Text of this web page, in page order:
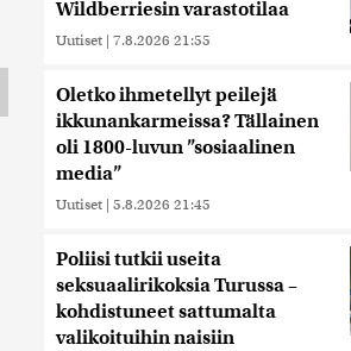
Wildberriesin varastotilaa
Uutiset | 7.8.2026 21:55
Oletko ihmetellyt peilejä
ikkunankarmeissa? Tällainen
oli 1800-luvun ”sosiaalinen
media”
Uutiset | 5.8.2026 21:45
Poliisi tutkii useita
seksuaalirikoksia Turussa –
kohdistuneet sattumalta
valikoituihin naisiin